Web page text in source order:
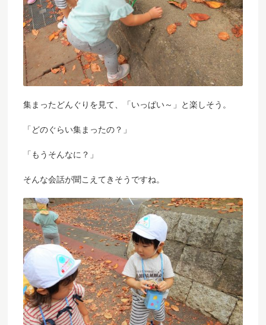
集まったどんぐりを見て、「いっぱい～」と楽しそう。
「どのぐらい集まったの？」
「もうそんなに？」
そんな会話が聞こえてきそうですね。